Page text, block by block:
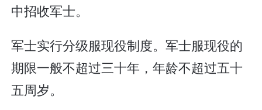
中招收军士。
军士实行分级服现役制度。军士服现役的
期限一般不超过三十年，年龄不超过五十
五周岁。